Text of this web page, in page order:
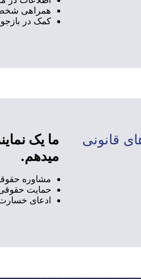
همراهی
کمک در
قانونی
ما یک
میدهم.
مشاوره
حمایت
ادعای